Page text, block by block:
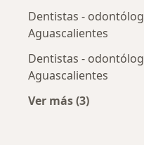
Dentistas -
Aguascalientes
Dentistas -
Aguascalientes
Ver más (3)